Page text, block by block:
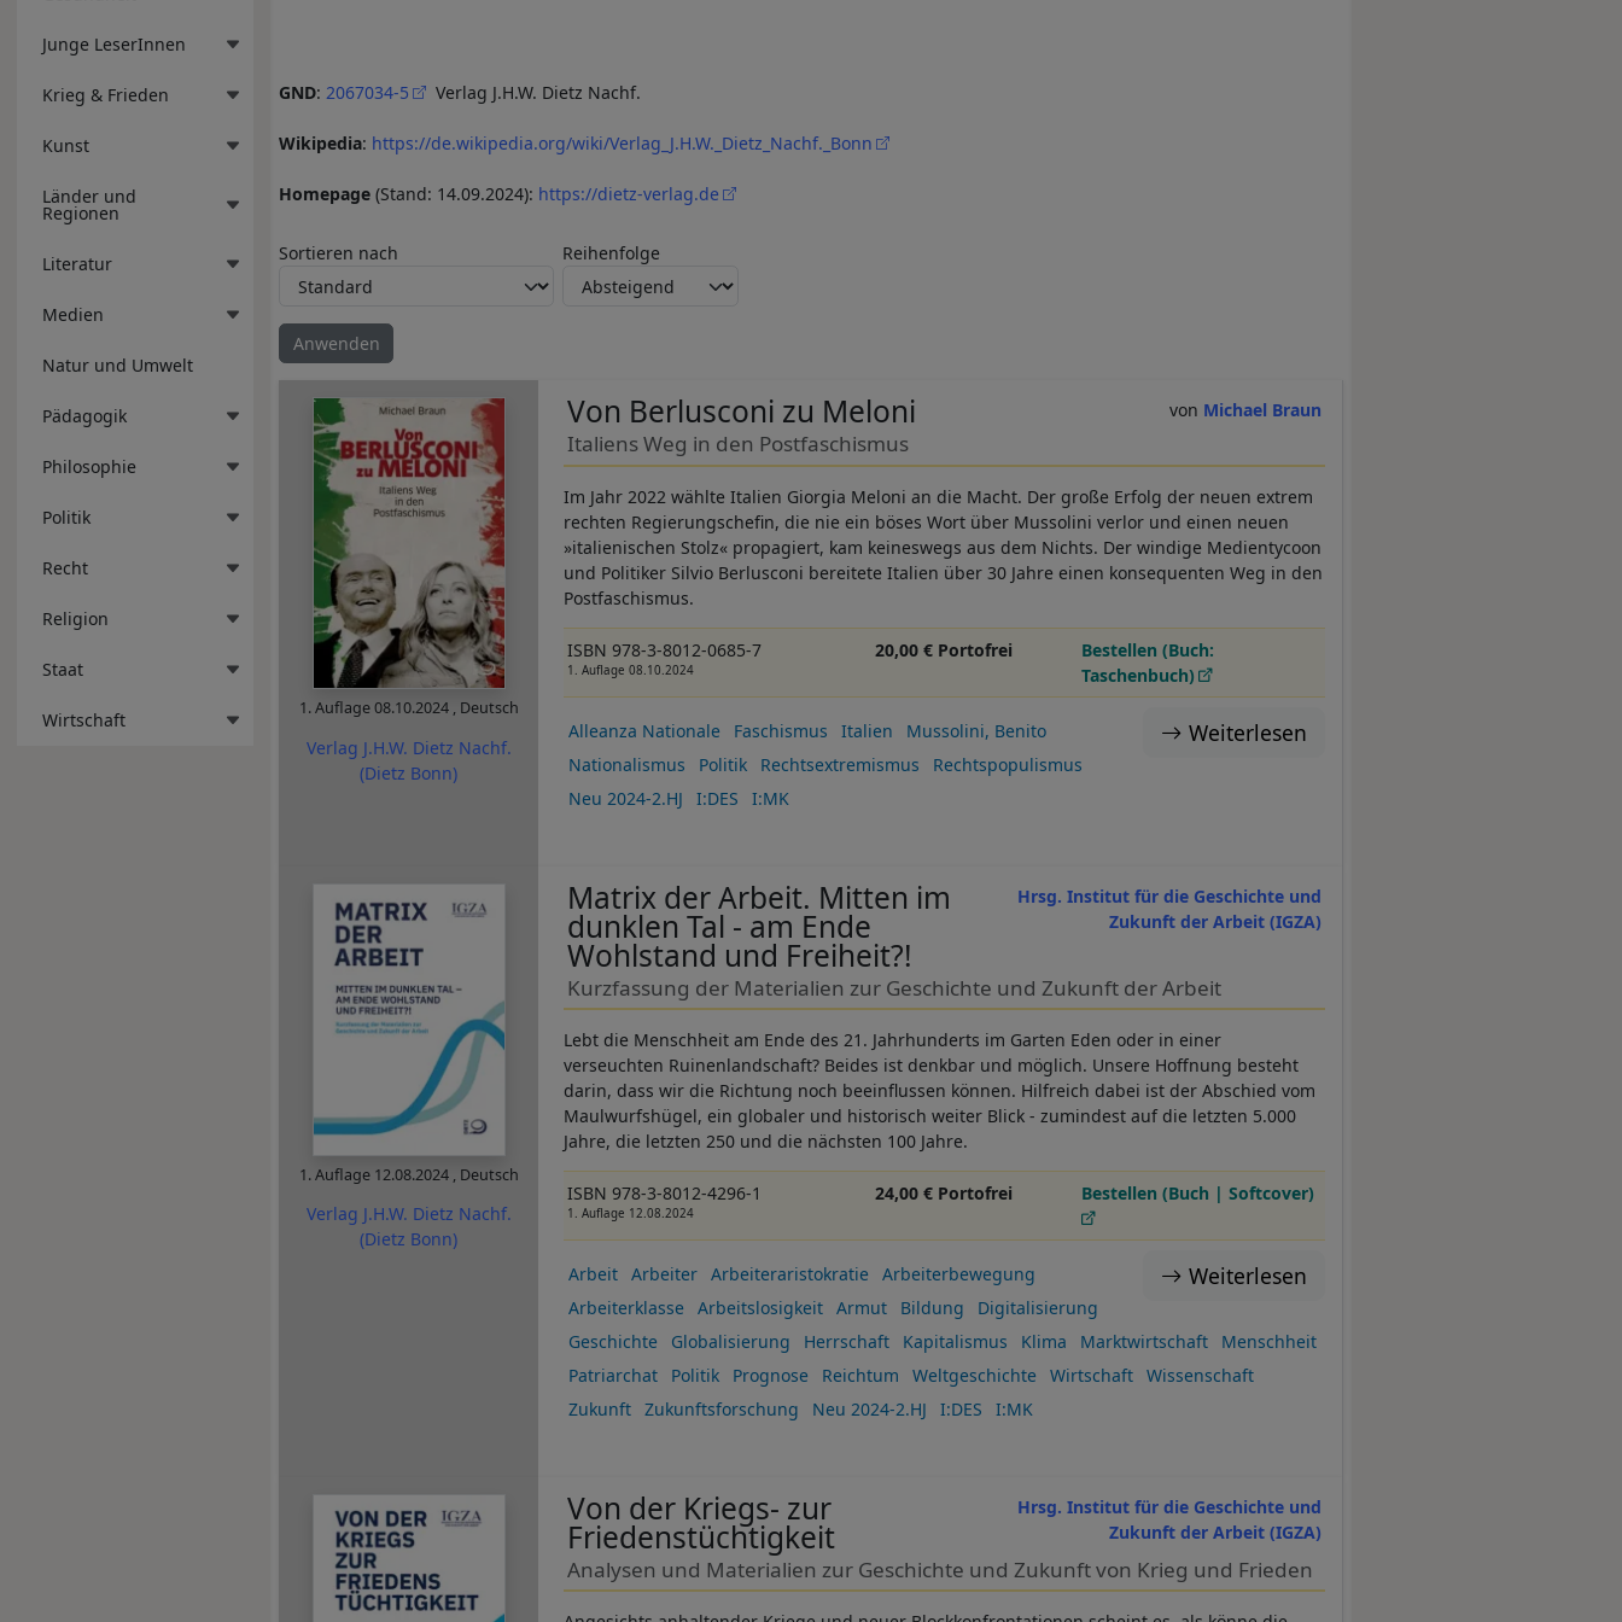
Junge LeserInnen
Krieg & Frieden
Kunst
Länder und
Regionen
Literatur
Medien
Natur und Umwelt
Pädagogik
Philosophie
Politik
Recht
Religion
Staat
Wirtschaft
GND: 2067034-5 Verlag J.H.W. Dietz Nachf.
Wikipedia: https://de.wikipedia.org/wiki/Verlag_J.H.W._Dietz_Nachf._Bonn
Homepage (Stand: 14.09.2024): https://dietz-verlag.de
Sortieren nach Reihenfolge
1. Auflage08.10.2024 , Deutsch
Verlag J.H.W. Dietz Nachf.
(Dietz Bonn)
Michael Braun
Von Berlusconi zu Meloni
Italiens Weg in den Postfaschismus
Im Jahr 2022 wählte Italien Giorgia Meloni an die Macht. Der große Erfolg der neuen extrem
rechten Regierungschefin, die nie ein böses Wort über Mussolini verlor und einen neuen
»italienischen Stolz« propagiert, kam keineswegs aus dem Nichts. Der windige Medientycoon
und Politiker Silvio Berlusconi bereitete Italien über 30 Jahre einen konsequenten Weg in den
Postfaschismus.
ISBN 978-3-8012-0685-7
1. Auflage 08.10.2024
20,00 € Portofrei
Bestellen (Buch:
Taschenbuch)
Weiterlesen
Alleanza Nationale Faschismus Italien
Mussolini, Benito
Nationalismus
Politik Rechtsextremismus
Rechtspopulismus
Neu 2024-2.HJ
I:DES I:MK
1. Auflage 12.08.2024 , Deutsch
Verlag J.H.W. Dietz Nachf.
(Dietz Bonn)
Hrsg. Institut für die Geschichte und
Zukunft der Arbeit (IGZA)
Matrix der Arbeit. Mitten im
dunklen Tal - am Ende
Wohlstand und Freiheit?!
Kurzfassung der Materialien zur Geschichte und Zukunft der Arbeit
Lebt die Menschheit am Ende des 21. Jahrhunderts im Garten Eden oder in einer
verseuchten Ruinenlandschaft? Beides ist denkbar und möglich. Unsere Hoffnung besteht
darin, dass wir die Richtung noch beeinflussen können. Hilfreich dabei ist der Abschied vom
Maulwurfshügel, ein globaler und historisch weiter Blick - zumindest auf die letzten 5.000
Jahre, die letzten 250 und die nächsten 100 Jahre.
ISBN 978-3-8012-4296-1
1. Auflage 12.08.2024
24,00 € Portofrei Bestellen (Buch | Softcover)
Weiterlesen
Arbeit Arbeiter Arbeiteraristokratie
Arbeiterbewegung
Arbeiterklasse
Arbeitslosigkeit Armut Bildung
Digitalisierung
Geschichte
Globalisierung Herrschaft Kapitalismus Klima Marktwirtschaft
Menschheit
Patriarchat
Politik Prognose Reichtum Weltgeschichte Wirtschaft
Wissenschaft
Zukunft
Zukunftsforschung Neu 2024-2.HJ I:DES I:MK
Hrsg. Institut für die Geschichte und
Zukunft der Arbeit (IGZA)
Von der Kriegs- zur
Friedenstüchtigkeit
Analysen und Materialien zur Geschichte und Zukunft von Krieg und Frieden